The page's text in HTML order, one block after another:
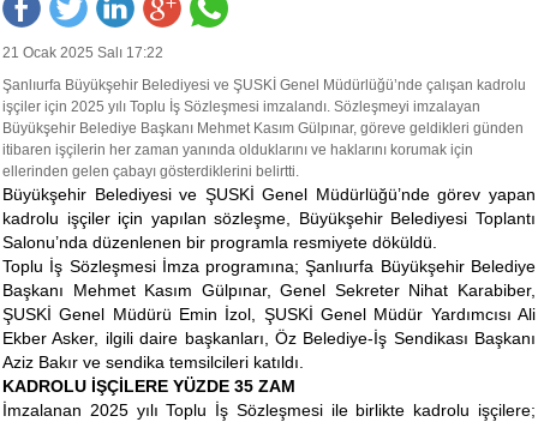
21 Ocak 2025 Salı 17:22
Şanlıurfa Büyükşehir Belediyesi ve ŞUSKİ Genel Müdürlüğü’nde çalışan kadrolu
işçiler için 2025 yılı Toplu İş Sözleşmesi imzalandı. Sözleşmeyi imzalayan
Büyükşehir Belediye Başkanı Mehmet Kasım Gülpınar, göreve geldikleri günden
itibaren işçilerin her zaman yanında olduklarını ve haklarını korumak için
ellerinden gelen çabayı gösterdiklerini belirtti.
Büyükşehir Belediyesi ve ŞUSKİ Genel Müdürlüğü’nde görev yapan
kadrolu işçiler için yapılan sözleşme, Büyükşehir Belediyesi Toplantı
Salonu’nda düzenlenen bir programla resmiyete döküldü.
Toplu İş Sözleşmesi İmza programına; Şanlıurfa Büyükşehir Belediye
Başkanı Mehmet Kasım Gülpınar, Genel Sekreter Nihat Karabiber,
ŞUSKİ Genel Müdürü Emin İzol, ŞUSKİ Genel Müdür Yardımcısı Ali
Ekber Asker, ilgili daire başkanları, Öz Belediye-İş Sendikası Başkanı
Aziz Bakır ve sendika temsilcileri katıldı.
KADROLU İŞÇİLERE YÜZDE 35 ZAM
İmzalanan 2025 yılı Toplu İş Sözleşmesi ile birlikte kadrolu işçilere;